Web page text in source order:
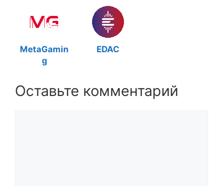
MetaGamin
g
EDAC
Оставьте комментарий